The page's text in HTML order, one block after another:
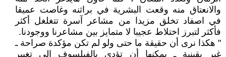
والانعتاق منه وقعت البشرية في براثنه وغاصت عميقا
في اصفاد تخلق مزيدا من مشاعر آسرة تتغلغل أكثر
فأكثر لتبرز اختلاط عجيبا لا متمايز بين مشاعرنا ووجودنا.
" هكذا نرى أن حقيقة ما حتى ولو لم تكن مؤكدة صراحة ـ
غير يقينية ـ يمكنها أن تؤدي بالفيلسوف إلى تغيير